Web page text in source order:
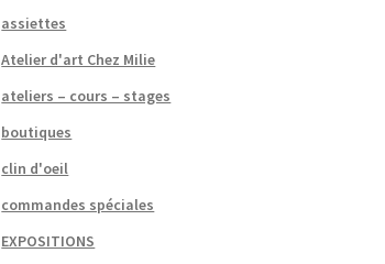
assiettes
Atelier d'art Chez Milie
ateliers – cours – stages
boutiques
clin d'oeil
commandes spéciales
EXPOSITIONS